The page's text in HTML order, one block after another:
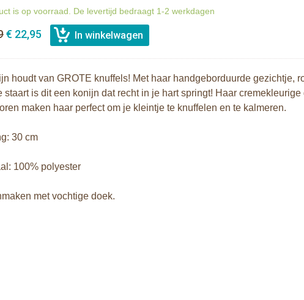
is op voorraad. De levertijd bedraagt 1-2 werkdagen
€ 22,95
houdt van GROTE knuffels! Met haar handgeborduurde gezichtje,
staart is dit een konijn dat recht in je hart springt! Haar
maken haar perfect om je kleintje te knuffelen en te kalmeren.
30 cm
100% polyester
met vochtige doek.